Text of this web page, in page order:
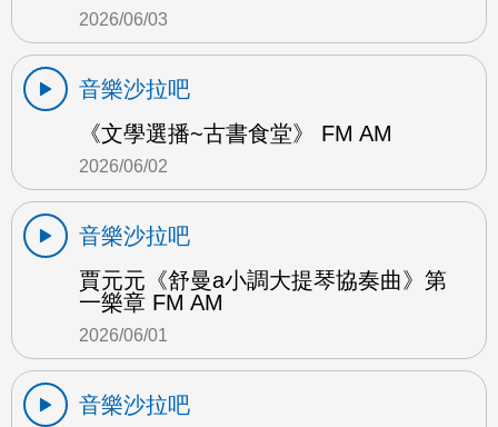
2026/06/03
音樂沙拉吧
《文學選播~古書食堂》 FM AM
2026/06/02
音樂沙拉吧
賈元元《舒曼a小調大提琴協奏曲》第
一樂章 FM AM
2026/06/01
音樂沙拉吧